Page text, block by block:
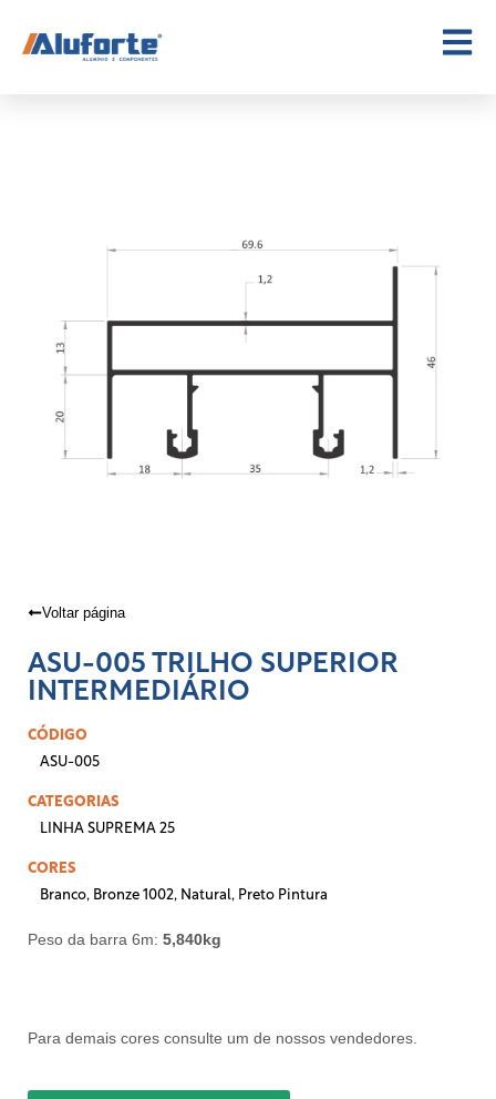
Voltar página
ASU-005 TRILHO SUPERIOR
INTERMEDIÁRIO
CÓDIGO
ASU-005
CATEGORIAS
LINHA SUPREMA 25
CORES
Branco, Bronze 1002, Natural, Preto Pintura
Peso da barra 6m: 5,840kg
Para demais cores consulte um de nossos vendedores.